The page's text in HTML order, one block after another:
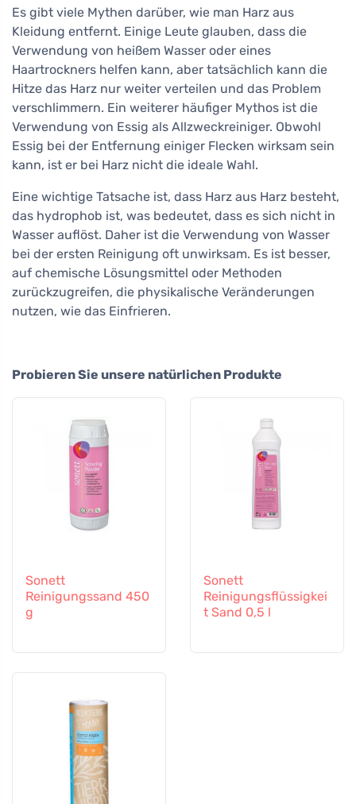
Es gibt viele Mythen darüber, wie man Harz aus
Kleidung entfernt. Einige Leute glauben, dass die
Verwendung von heißem Wasser oder eines
Haartrockners helfen kann, aber tatsächlich kann die
Hitze das Harz nur weiter verteilen und das Problem
verschlimmern. Ein weiterer häufiger Mythos ist die
Verwendung von Essig als Allzweckreiniger. Obwohl
Essig bei der Entfernung einiger Flecken wirksam sein
kann, ist er bei Harz nicht die ideale Wahl.
Eine wichtige Tatsache ist, dass Harz aus Harz besteht,
das hydrophob ist, was bedeutet, dass es sich nicht in
Wasser auflöst. Daher ist die Verwendung von Wasser
bei der ersten Reinigung oft unwirksam. Es ist besser,
auf chemische Lösungsmittel oder Methoden
zurückzugreifen, die physikalische Veränderungen
nutzen, wie das Einfrieren.
Probieren Sie unsere natürlichen Produkte
Sonett
Reinigungssand 450
g
Sonett
Reinigungsflüssigkei
t Sand 0,5 l